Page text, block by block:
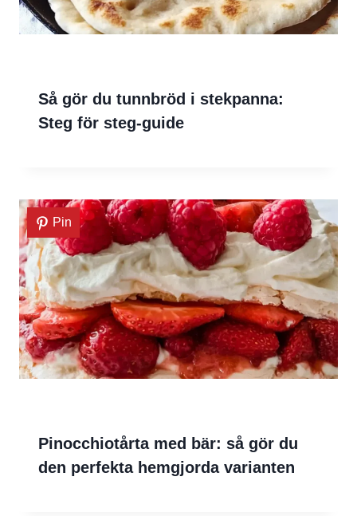
Så gör du tunnbröd i stekpanna:
Steg för steg-guide
Pin
Pinocchiotårta med bär: så gör du
den perfekta hemgjorda varianten